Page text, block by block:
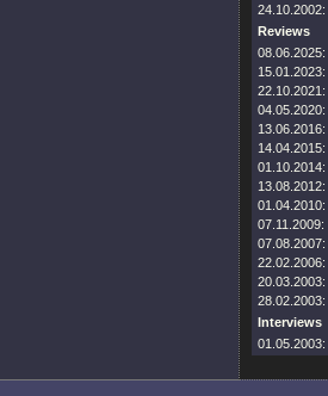
24.10.2002:
Reviews
08.06.2025:
15.01.2023:
22.10.2021:
04.05.2020:
13.06.2016:
14.04.2015:
01.10.2014:
13.08.2012:
01.04.2010:
07.11.2009:
07.08.2007:
22.02.2006:
20.03.2003:
28.02.2003:
Interviews
01.05.2003: